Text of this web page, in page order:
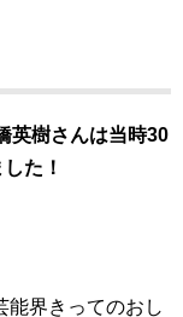
英樹さんは当時30
た！
能界きってのおし